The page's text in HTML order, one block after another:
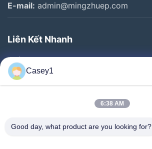
E-mail: admin@mingzhuep.com
Liên Kết Nhanh
Nhà
Sản Phẩm
Kiểm Soát Chất Lượng
Casey1
6:38 AM
Good day, what product are you looking for?